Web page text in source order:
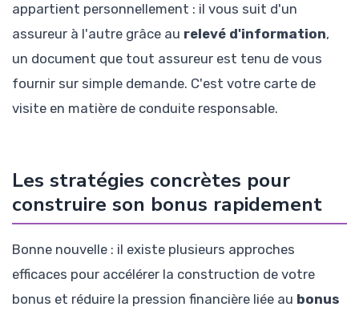
appartient personnellement : il vous suit d'un
assureur à l'autre grâce au relevé d'information,
un document que tout assureur est tenu de vous
fournir sur simple demande. C'est votre carte de
visite en matière de conduite responsable.
Les stratégies concrètes pour
construire son bonus rapidement
Bonne nouvelle : il existe plusieurs approches
efficaces pour accélérer la construction de votre
bonus et réduire la pression financière liée au bonus